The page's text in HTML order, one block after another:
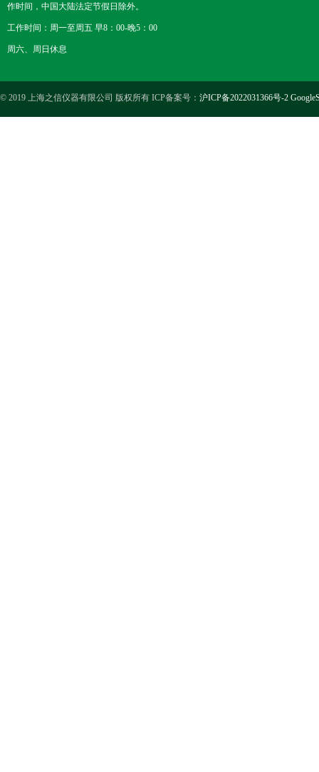
作时间，中国大陆法定节假日除外。
工作时间：周一至周五 早8：00-晚5：00
周六、周日休息
© 2019 上海之信仪器有限公司 版权所有 ICP备案号： 沪ICP备2022031366号-2